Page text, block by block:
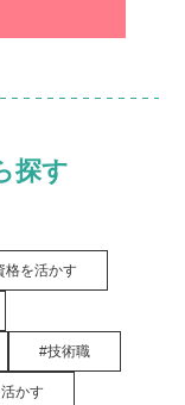
探す
格を活かす
技術職
かす